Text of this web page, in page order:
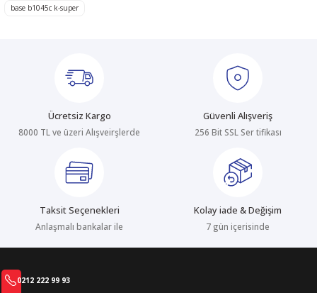
Ürün resmi kalitesiz, bozuk veya görüntülenemiyor.
Bu ürüne benzer farklı alternatifler olmalı.
base b1045c k-super
Ücretsiz Kargo
8000 TL ve üzeri Alışveirşlerde
Güvenli Alışveriş
256 Bit SSL Ser tifikası
Taksit Seçenekleri
Anlaşmalı bankalar ile
Kolay iade & Değişim
7 gün içerisinde
0212 222 99 93